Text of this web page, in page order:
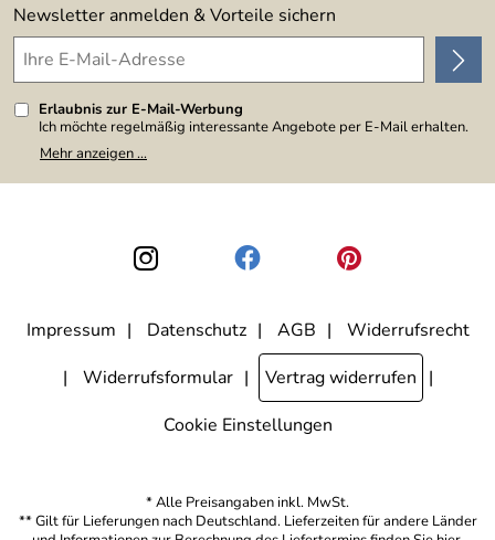
Newsletter anmelden & Vorteile sichern
Erlaubnis zur E-Mail-Werbung
Ich möchte regelmäßig interessante Angebote per E-Mail erhalten.
Meine E-Mail-Adresse wird nicht an andere Unternehmen
weitergegeben. Zu statistischen Zwecken wird in anonymer Form
den Link "Abmelden" am Ende des Newsletters anklicke. Die
Datenschutzerklärung
habe ich zur Kenntnis genommen.
Mehr anzeigen ...
Impressum Datenschutz AGB
Widerrufsrecht
Widerrufsformular
Vertrag widerrufen
Cookie Einstellungen
* Alle Preisangaben inkl. MwSt.
** Gilt für Lieferungen nach Deutschland. Lieferzeiten für andere Länder